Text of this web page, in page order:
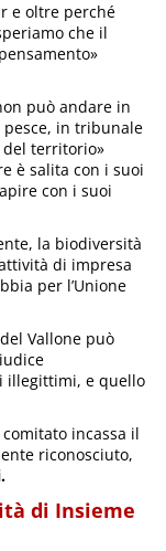
e oltre perché
che il
può andare in
in tribunale
del territorio»
è salita con i suoi
con i suoi
la biodiversità
di impresa
per l’Unione
Vallone può
illegittimi, e quello
incassa il
riconosciuto,
di Insieme